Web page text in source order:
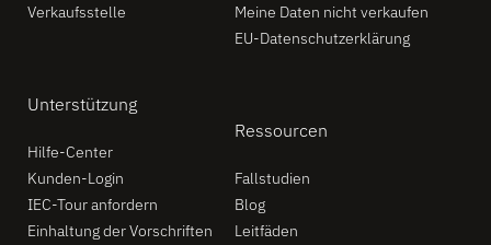
Verkaufsstelle
Unterstützung
Hilfe-Center
Kunden-Login
IEC-Tour anfordern
Einhaltung der Vorschriften
Meine Daten nicht verkaufen
EU-Datenschutzerklärung
Ressourcen
Fallstudien
Blog
Leitfäden